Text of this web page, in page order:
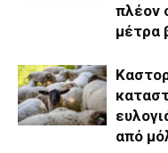
πλέον
μέτρα
από